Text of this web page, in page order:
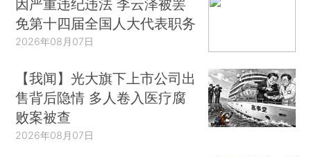
因严重违纪违法 李云泽被罢
免第十四届全国人大代表职务
2026年08月07日
【我闻】光大旗下上市公司出
售背后隐情 多人卷入医疗腐
败案被查
2026年08月07日